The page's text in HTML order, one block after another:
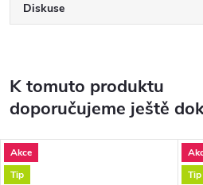
Diskuse
K tomuto produktu
doporučujeme ještě
Akce
Tip
Tip